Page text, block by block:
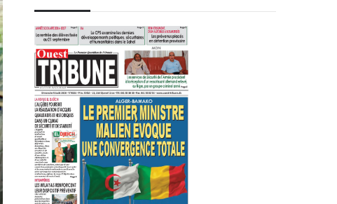
A la une
3 mai 2023
(Gr. A / 2e journée) : les
devant les Sénégalais